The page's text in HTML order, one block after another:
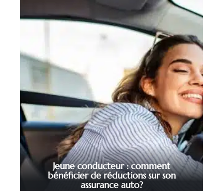
Jeune conducteur : comment
bénéficier de réductions sur son
assurance auto?